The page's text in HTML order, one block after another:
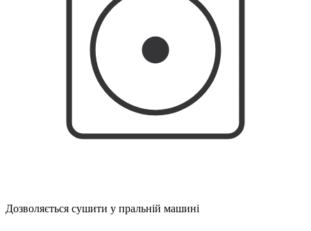
Дозволяється сушити у пральній машині